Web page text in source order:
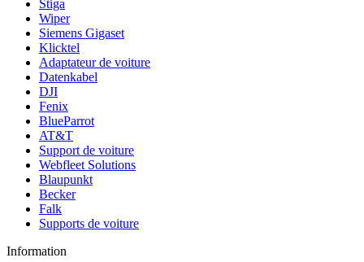
Stiga
Wiper
Siemens Gigaset
Klicktel
Adaptateur de voiture
Datenkabel
DJI
Fenix
BlueParrot
AT&T
Support de voiture
Webfleet Solutions
Blaupunkt
Becker
Falk
Supports de voiture
Information